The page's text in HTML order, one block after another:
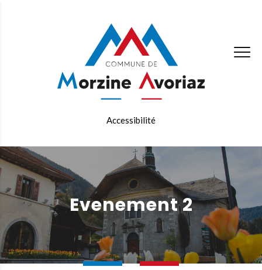
Accessibilité
evenement 2